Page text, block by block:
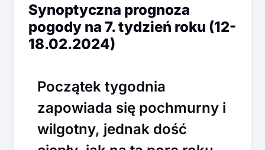
Synoptyczna prognoza
pogody na 7. tydzień roku (12-
18.02.2024)
Początek tygodnia
zapowiada się pochmurny i
wilgotny, jednak dość